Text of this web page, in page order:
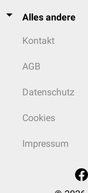
Alles andere
Kontakt
AGB
Datenschutz
Cookies
Impressum